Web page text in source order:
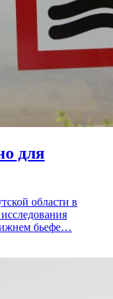
для
области в
бьефе…